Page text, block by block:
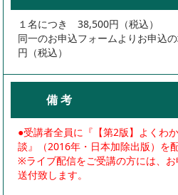
１名につき 38,500円（税込）
同一のお申込フォームよりお申込
円（税込）
備 考
●受講者全員に『【第2版】よくわ
談』（2016年・日本加除出版）を
※ライブ配信をご受講の方には、
送付致します。